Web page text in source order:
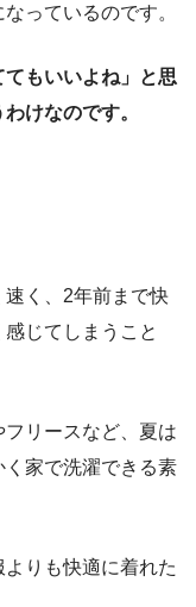
っているのです。
もいいよね」と思
けなのです。
く、2年前まで快
じてしまうこと
リースなど、夏は
家で洗濯できる素
りも快適に着れた